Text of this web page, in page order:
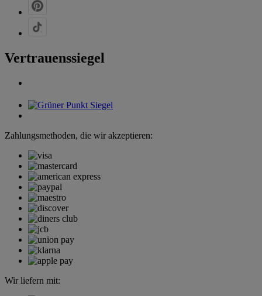
Vertrauenssiegel
Zahlungsmethoden, die wir akzeptieren:
Wir liefern mit: